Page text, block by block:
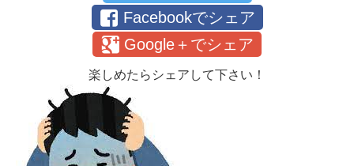
Facebookでシェア
Google＋でシェア
楽しめたらシェアして下さい！